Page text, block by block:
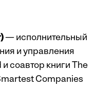
— исполнительный
и управления
соавтор книги The
Companies